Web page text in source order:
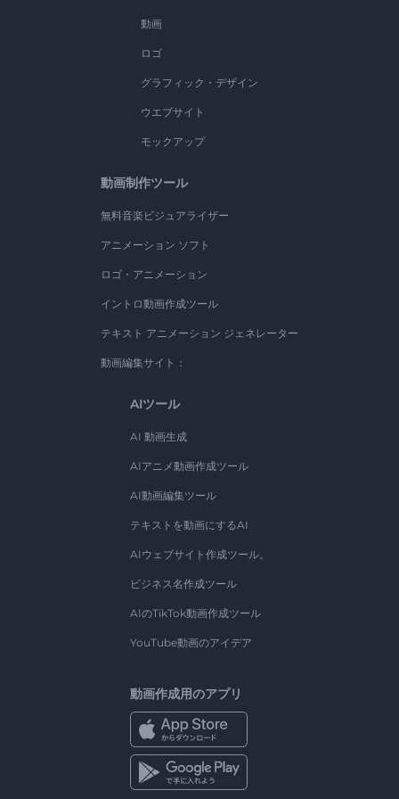
動画
ロゴ
グラフィック・デザイン
ウエブサイト
モックアップ
動画制作ツール
無料音楽ビジュアライザー
アニメーション ソフト
ロゴ・アニメーション
イントロ動画作成ツール
テキスト アニメーション ジェネレーター
動画編集サイト：
AIツール
AI 動画生成
AIアニメ動画作成ツール
AI動画編集ツール
テキストを動画にするAI
AIウェブサイト作成ツール。
ビジネス名作成ツール
AIのTikTok動画作成ツール
YouTube動画のアイデア
動画作成用のアプリ